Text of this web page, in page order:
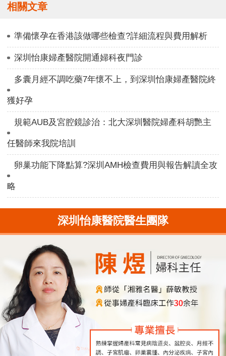
相關文章
準備懷孕在香港該做哪些檢查?詳細流程與費用解析
深圳怡康婦產醫院開通婦科夜門診
多囊月經不調吃藥7年懷不上，到深圳怡康婦產醫院終
獲好孕
規範AUB及宮腔鏡診治：北大深圳醫院婦產科胡艷主
任醫師來我院培訓
卵巢功能下降點算?深圳AMH檢查費用與報告解讀全攻
略
深圳怡康醫院醫生團隊